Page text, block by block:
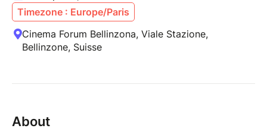
Timezone : Europe/Paris
Cinema Forum Bellinzona, Viale Stazione,
Bellinzone, Suisse
About